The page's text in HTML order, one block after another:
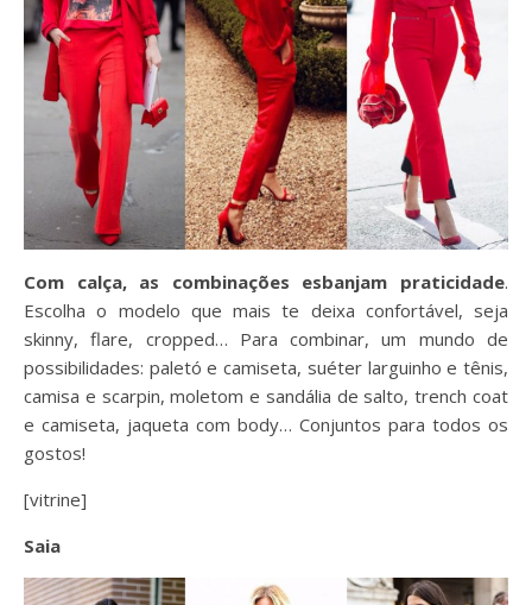
Com calça, as combinações esbanjam praticidade.
Escolha o modelo que mais te deixa confortável, seja
skinny, flare, cropped… Para combinar, um mundo de
possibilidades: paletó e camiseta, suéter larguinho e tênis,
camisa e scarpin, moletom e sandália de salto, trench coat
e camiseta, jaqueta com body… Conjuntos para todos os
gostos!
[vitrine]
Saia